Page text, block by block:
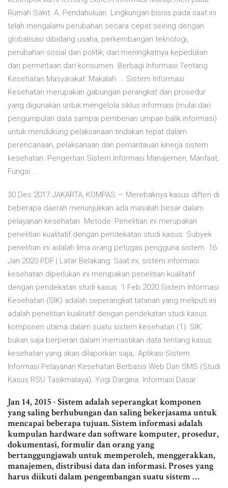
Rumah Sakit. A. Pendahuluan. Lingkungan bisnis pada saat ini
telah mengalami perubahan secara cepat seiring dengan
globalisasi dibidang usaha, perkembangan teknologi,
perubahan sosial dan politik, dan meningkatnya kepedulian
dan permintaan dari konsumen. Berbagi Informasi Tentang
Kesehatan Masyarakat: Makalah ... Sistem Informasi
Kesehatan merupakan gabungan perangkat dan prosedur
yang digunakan untuk mengelola siklus informasi (mulai dari
pengumpulan data sampai pemberian umpan balik informasi)
untuk mendukung pelaksanaan tindakan tepat dalam
perencanaan, pelaksanaan dan pemantauan kinerja sistem
kesehatan. Pengertian Sistem Informasi Manajemen, Manfaat,
Fungsi ...
30 Des 2017 JAKARTA, KOMPAS — Merebaknya kasus difteri di
beberapa daerah menunjukkan ada masalah besar dalam
pelayanan kesehatan Metode: Penelitian ini merupakan
penelitian kualitatif dengan pendekatan studi kasus. Subyek
penelitian ini adalah lima orang petugas pengguna sistem 16
Jan 2020 PDF | Latar Belakang: Saat ini, sistem informasi
kesehatan diperlukan ini merupakan penelitian kualitatif
dengan pendekatan studi kasus. 1 Feb 2020 Sistem Informasi
Kesehatan (SIK) adalah seperangkat tatanan yang meliputi ini
adalah penelitian kualitatif dengan pendekatan studi kasus.
komponen utama dalam suatu sistem kesehatan (1). SIK
bukan saja berperan dalam memastikan data tentang kasus
kesehatan yang akan dilaporkan saja,. Aplikasi Sistem
Informasi Pelayanan Kesehatan Berbasis Web Dan SMS (Studi
Kasus RSU Tasikmalaya). Yogi Dargina. Informasi Dasar.
Jan 14, 2015 · Sistem adalah seperangkat komponen
yang saling berhubungan dan saling bekerjasama untuk
mencapai beberapa tujuan. Sistem informasi adalah
kumpulan hardware dan software komputer, prosedur,
dokumentasi, formulir dan orang yang
bertanggungjawab untuk memperoleh, menggerakkan,
manajemen, distribusi data dan informasi. Proses yang
harus diikuti dalam pengembangan suatu sistem …